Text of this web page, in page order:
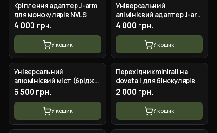
Кріплення адаптер J-arm
для монокулярів NVLS
4 000 грн.
У кошик
Універсальний
алімінієвий адаптер J-arm
для кріплення PVS-14
4 000 грн.
У кошик
Універсальний
алюмінієвий міст (брідж)
для ПНБ
6 500 грн.
У кошик
Перехідник minirail на
dovetail для бінокулярів
2 000 грн.
У кошик